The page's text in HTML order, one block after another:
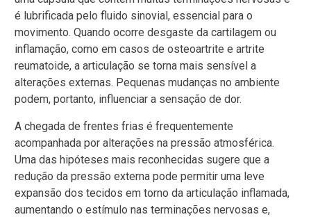
é lubrificada pelo fluido sinovial, essencial para o
movimento. Quando ocorre desgaste da cartilagem ou
inflamação, como em casos de osteoartrite e artrite
reumatoide, a articulação se torna mais sensível a
alterações externas. Pequenas mudanças no ambiente
podem, portanto, influenciar a sensação de dor.
A chegada de frentes frias é frequentemente
acompanhada por alterações na pressão atmosférica.
Uma das hipóteses mais reconhecidas sugere que a
redução da pressão externa pode permitir uma leve
expansão dos tecidos em torno da articulação inflamada,
aumentando o estímulo nas terminações nervosas e,